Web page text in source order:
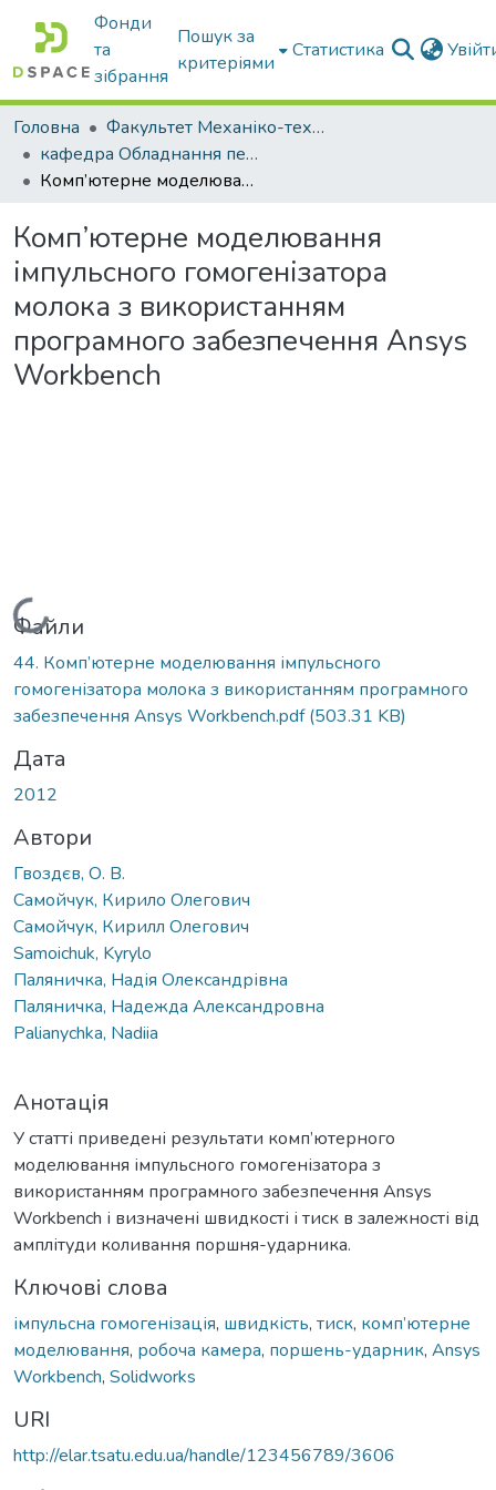
Фонди
та
зібрання
Пошук за
критеріями
Статистика
Головна
Факультет Механіко-технологічний
кафедра Обладнання переробних і харчових виробництв ім. професора Ф.Ю. Ялпачика
Комп’ютерне моделювання імпульсного гомогенізатора молока з використанням програмного забезпечення Ansys Workbench
Комп’ютерне моделювання
імпульсного гомогенізатора
молока з використанням
програмного забезпечення Ansys
Workbench
Вантажиться...
Файли
44. Комп’ютерне моделювання імпульсного
гомогенізатора молока з використанням програмного
забезпечення Ansys Workbench.pdf(503.31 KB)
Дата
2012
Автори
Гвоздєв, О. В.
Самойчук, Кирило Олегович
Самойчук, Кирилл Олегович
Samoichuk, Kyrylo
Паляничка, Надія Олександрівна
Паляничка, Надежда Александровна
Palianychka, Nadiia
Анотація
У статті приведені результати комп’ютерного
моделювання імпульсного гомогенізатора з
використанням програмного забезпечення Ansys
Workbench і визначені швидкості і тиск в залежності від
амплітуди коливання поршня-ударника.
Ключові слова
імпульсна гомогенізація, швидкість, тиск, комп’ютерне
моделювання, робоча камера, поршень-ударник, Ansys
Workbench, Solidworks
URI
http://elar.tsatu.edu.ua/handle/123456789/3606